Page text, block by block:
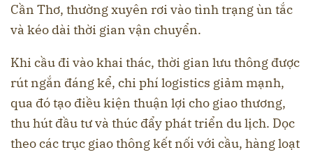
Cần Thơ, thường xuyên rơi vào tình trạng ùn tắc
và kéo dài thời gian vận chuyển.
Khi cầu đi vào khai thác, thời gian lưu thông được
rút ngắn đáng kể, chi phí logistics giảm mạnh,
qua đó tạo điều kiện thuận lợi cho giao thương,
thu hút đầu tư và thúc đẩy phát triển du lịch. Dọc
theo các trục giao thông kết nối với cầu, hàng loạt